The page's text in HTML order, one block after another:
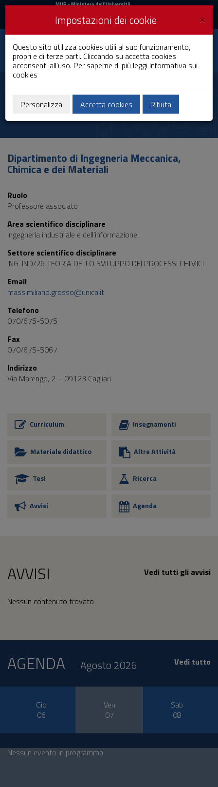
Vai
al
navigazione
sito
al
Footer
MIUR
Accedi
MUR- Ministero dell'Università
Accedi UniCA News
Toggle
navigation
Università degli
Studi di Cagliari
Massimiliano Grosso
Dipartimento di Ingegneria Meccanica,
Chimica e dei Materiali
Ruolo
Professore associato
Area scientifico disciplinare
Ingegneria industriale e dell'informazione
Settore scientifico disciplinare
ING-IND/26 TEORIA DELLO SVILUPPO DEI PROCESSI CHIMICI
Email
massimiliano.grosso@unica.it
Telefono
070/675-5075
Fax
070/675-5067
Indirizzo
Via Marengo, 2 – 09123 Cagliari
Curriculum Insegnamenti
Materiale didattico Altre Attività
Tesi Ricerca
Avvisi Agenda
AVVISI Vedi tutti gli avvisi
Nessun contenuto trovato
AGENDA Agosto 2026 Vedi tutto
Gio
06
Ven
07
Sab
08
Nessun evento in programma
×
Impostazioni dei cookie
Questo sito utilizza cookies utili al suo funzionamento,
propri e di terze parti. Cliccando su accetta cookies
acconsenti all'uso. Per saperne di più leggi Informativa sui
cookies
Personalizza Accetta cookies Rifiuta